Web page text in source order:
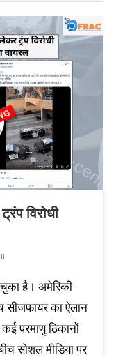
विरोधी
चुका है। अमेरिकी
सीजफायर का ऐलान
परमाणु ठिकानों
सोशल मीडिया पर